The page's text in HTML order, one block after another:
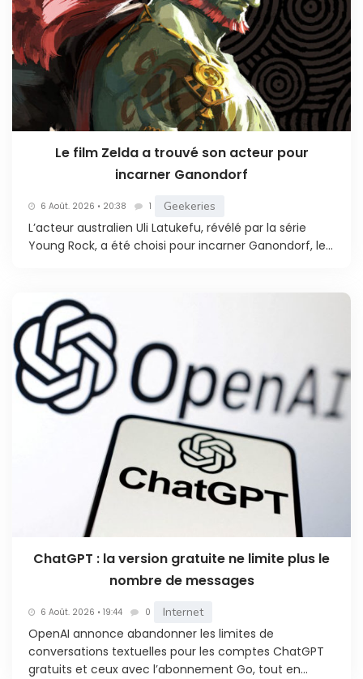
Le film Zelda a trouvé son acteur pour
incarner Ganondorf
6 Août. 2026 • 20:38 1 Geekeries
L’acteur australien Uli Latukefu, révélé par la série
Young Rock, a été choisi pour incarner Ganondorf, le...
ChatGPT : la version gratuite ne limite plus le
nombre de messages
6 Août. 2026 • 19:44 0 Internet
OpenAI annonce abandonner les limites de
conversations textuelles pour les comptes ChatGPT
gratuits et ceux avec l’abonnement Go, tout en...